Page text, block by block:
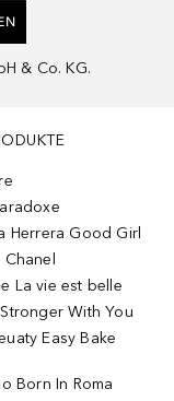
& Co. KG.
Herrera Good Girl
La vie est belle
With You
Easy Bake
Born In Roma